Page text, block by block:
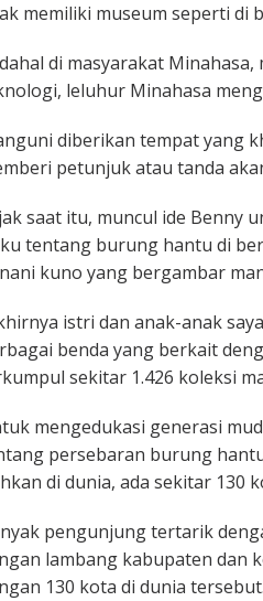
memiliki museum seperti di
di masyarakat
leluhur Minahasa
diberikan tempat yang
petunjuk atau tanda
saat itu, muncul ide Benny
tentang burung hantu di
kuno yang bergambar
istri dan anak-anak
benda yang berkait
sekitar 1.426 koleksi
mengedukasi generasi
persebaran burung
di dunia, ada sekitar 130
pengunjung tertarik
lambang kabupaten dan
130 kota di dunia